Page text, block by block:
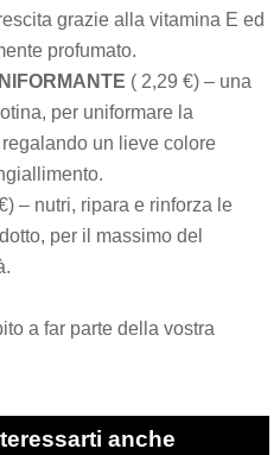
grazie alla vitamina E ed
profumato.
( 2,29 €) – una
per uniformare la
un lieve colore
– nutri, ripara e rinforza le
per il massimo del
a far parte della vostra
anche